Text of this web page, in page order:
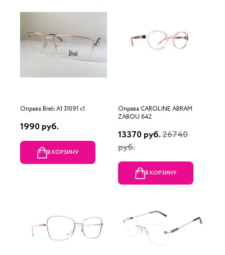
Оправа Breli A1 31091 c1
1990 руб.
В КОРЗИНУ
Оправа CAROLINE ABRAM
ZABOU 642
13370 руб.26740
руб.
В КОРЗИНУ